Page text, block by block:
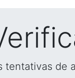
tentativas de